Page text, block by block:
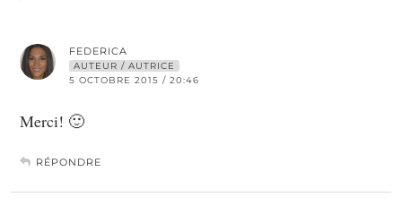
FEDERICA
AUTEUR / AUTRICE
5 OCTOBRE 2015 / 20:46
Merci! 🙂
RÉPONDRE